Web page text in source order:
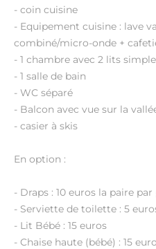
- coin cuisine
- Equipement cuisine : lave
combiné/micro-onde +
- 1 chambre avec 2 lits
- 1 salle de bain
- WC séparé
- Balcon avec vue sur la
- casier à skis
En option :
- Draps : 10 euros la paire
- Serviette de toilette : 5
- Lit Bébé : 15 euros
- Chaise haute (bébé) : 15